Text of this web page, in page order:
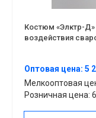
Костюм «Элктр-
воздействия
термических
Оптовая цена: 5
Мелкооптовая
Розничная цена: